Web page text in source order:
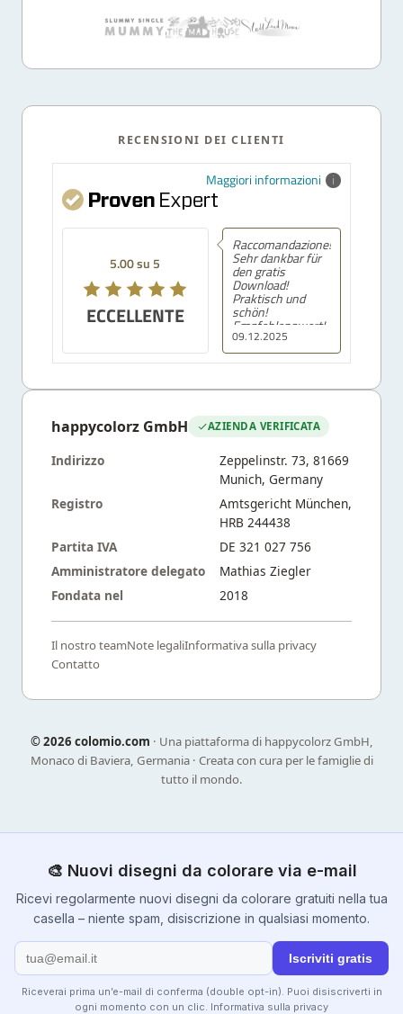
RECENSIONI DEI CLIENTI
Maggiori informazioni
5.00 su 5
ECCELLENTE
09.12.2025
Raccomandazione!
Sehr dankbar für
den gratis
Download!
Praktisch und
schön!
Empfehlenswert!
happycolorz GmbH AZIENDA VERIFICATA
Indirizzo
Zeppelinstr. 73, 81669
Munich, Germany
Registro
Amtsgericht München,
HRB 244438
Partita IVA
DE 321 027 756
Amministratore delegato
Mathias Ziegler
Fondata nel
2018
Il nostro teamNote legaliInformativa sulla privacy
Contatto
©2026 colomio.com · Una piattaforma di happycolorz GmbH,
Monaco di Baviera, Germania · Creata con cura per le famiglie di
tutto il mondo.
🎨 Nuovi disegni da colorare via e-mail
Ricevi regolarmente nuovi disegni da colorare gratuiti nella tua
casella – niente spam, disiscrizione in qualsiasi momento.
Iscriviti gratis
Riceverai prima un’e-mail di conferma (double opt-in). Puoi disiscriverti in
ogni momento con un clic. Informativa sulla privacy